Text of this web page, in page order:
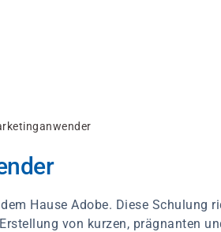
Hause Adobe. Diese Schulung
von kurzen, prägnanten